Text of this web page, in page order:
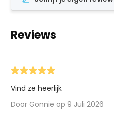
Reviews
Vind ze heerlijk
Door Gonnie op 9 Juli 2026